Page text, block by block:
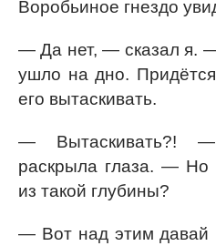
Воробьиное гнездо
— Да нет, — сказал я.
ушло на дно.
его вытаскивать.
— Вытаскивать?!
раскрыла глаза. —
из такой глубины?
— Вот над этим